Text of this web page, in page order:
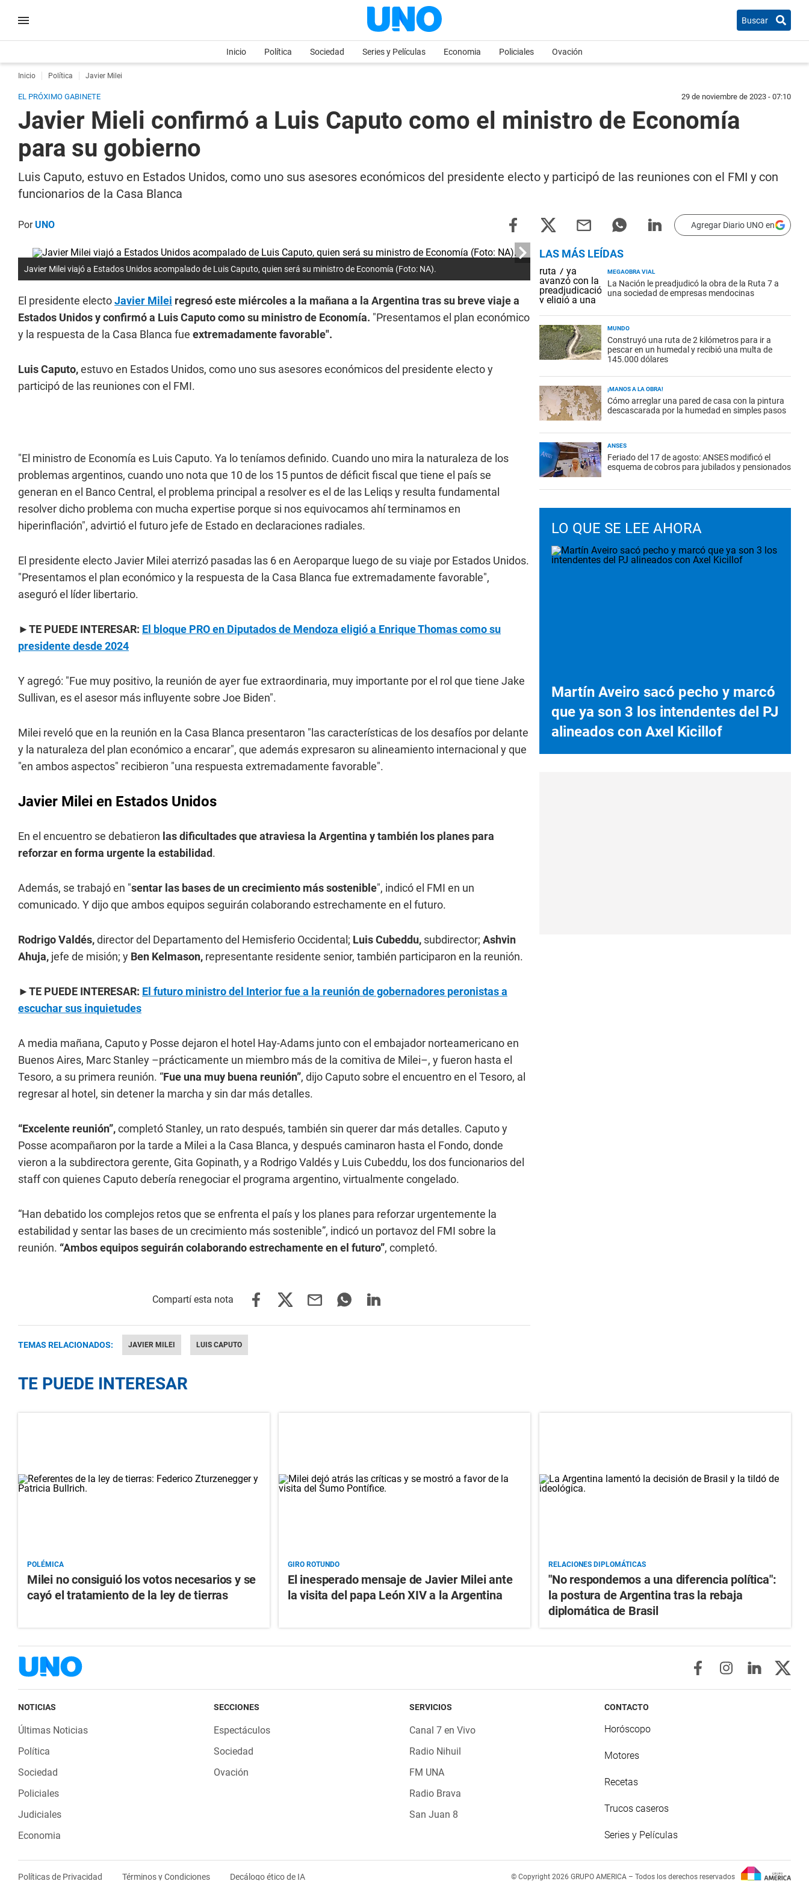
Buscar
Inicio Política Sociedad Series y Películas Economia Policiales Ovación
Inicio Política Javier Milei
EL PRÓXIMO GABINETE 29 de noviembre de 2023 - 07:10
Javier Mieli confirmó a Luis Caputo como el ministro de Economía
para su gobierno
Luis Caputo, estuvo en Estados Unidos, como uno sus asesores económicos del presidente electo y participó de las reuniones con el FMI y con
funcionarios de la Casa Blanca
PorUNO Agregar Diario UNO en
Javier Milei viajó a Estados Unidos acompalado de Luis Caputo, quien será su ministro de Economía (Foto: NA).
El presidente electoJavier Milei regresó este miércoles a la mañana a la Argentina tras su breve viaje a
Estados Unidos y confirmó a Luis Caputo como su ministro de Economía. "Presentamos el plan económico
y la respuesta de la Casa Blanca fue extremadamente favorable".
Luis Caputo,estuvo en Estados Unidos, como uno sus asesores económicos del presidente electo y
participó de las reuniones con el FMI.
"El ministro de Economía es Luis Caputo. Ya lo teníamos definido. Cuando uno mira la naturaleza de los
problemas argentinos, cuando uno nota que 10 de los 15 puntos de déficit fiscal que tiene el país se
generan en el Banco Central, el problema principal a resolver es el de las Leliqs y resulta fundamental
resolver dicho problema con mucha expertise porque si nos equivocamos ahí terminamos en
hiperinflación", advirtió el futuro jefe de Estado en declaraciones radiales.
El presidente electo Javier Milei aterrizó pasadas las 6 en Aeroparque luego de su viaje por Estados Unidos.
"Presentamos el plan económico y la respuesta de la Casa Blanca fue extremadamente favorable",
aseguró el líder libertario.
►TE PUEDE INTERESAR: El bloque PRO en Diputados de Mendoza eligió a Enrique Thomas como su
presidente desde 2024
Y agregó: "Fue muy positivo, la reunión de ayer fue extraordinaria, muy importante por el rol que tiene Jake
Sullivan, es el asesor más influyente sobre Joe Biden".
Milei reveló que en la reunión en la Casa Blanca presentaron "las características de los desafíos por delante
y la naturaleza del plan económico a encarar", que además expresaron su alineamiento internacional y que
"en ambos aspectos" recibieron "una respuesta extremadamente favorable".
Javier Milei en Estados Unidos
En el encuentro se debatieron las dificultades que atraviesa la Argentina y también los planes para
reforzar en forma urgente la estabilidad.
Además, se trabajó en "sentar las bases de un crecimiento más sostenible", indicó el FMI en un
comunicado. Y dijo que ambos equipos seguirán colaborando estrechamente en el futuro.
Rodrigo Valdés,director del Departamento del Hemisferio Occidental; Luis Cubeddu, subdirector; Ashvin
Ahuja, jefe de misión; y Ben Kelmason, representante residente senior, también participaron en la reunión.
►TE PUEDE INTERESAR: El futuro ministro del Interior fue a la reunión de gobernadores peronistas a
escuchar sus inquietudes
A media mañana, Caputo y Posse dejaron el hotel Hay-Adams junto con el embajador norteamericano en
Buenos Aires, Marc Stanley –prácticamente un miembro más de la comitiva de Milei–, y fueron hasta el
Tesoro, a su primera reunión. “Fue una muy buena reunión”, dijo Caputo sobre el encuentro en el Tesoro, al
regresar al hotel, sin detener la marcha y sin dar más detalles.
“Excelente reunión”,completó Stanley, un rato después, también sin querer dar más detalles. Caputo y
Posse acompañaron por la tarde a Milei a la Casa Blanca, y después caminaron hasta el Fondo, donde
vieron a la subdirectora gerente, Gita Gopinath, y a Rodrigo Valdés y Luis Cubeddu, los dos funcionarios del
staff con quienes Caputo debería renegociar el programa argentino, virtualmente congelado.
“Han debatido los complejos retos que se enfrenta el país y los planes para reforzar urgentemente la
estabilidad y sentar las bases de un crecimiento más sostenible”, indicó un portavoz del FMI sobre la
reunión. “Ambos equipos seguirán colaborando estrechamente en el futuro”, completó.
TEMAS RELACIONADOS: JAVIER MILEI LUIS CAPUTO
LAS MÁS LEÍDAS
MEGAOBRA VIAL
La Nación le preadjudicó la obra de la Ruta 7 a
una sociedad de empresas mendocinas
MUNDO
Construyó una ruta de 2 kilómetros para ir a
pescar en un humedal y recibió una multa de
145.000 dólares
¡MANOS A LA OBRA!
Cómo arreglar una pared de casa con la pintura
descascarada por la humedad en simples pasos
ANSES
Feriado del 17 de agosto: ANSES modificó el
esquema de cobros para jubilados y pensionados
LO QUE SE LEE AHORA
Martín Aveiro sacó pecho y marcó
que ya son 3 los intendentes del PJ
alineados con Axel Kicillof
TE PUEDE INTERESAR
POLÉMICA
Milei no consiguió los votos necesarios y se
cayó el tratamiento de la ley de tierras
GIRO ROTUNDO
El inesperado mensaje de Javier Milei ante
la visita del papa León XIV a la Argentina
RELACIONES DIPLOMÁTICAS
"No respondemos a una diferencia política":
la postura de Argentina tras la rebaja
diplomática de Brasil
NOTICIAS
Últimas Noticias
Política
Sociedad
Policiales
Judiciales
Economia
SECCIONES
Espectáculos
Sociedad
Ovación
SERVICIOS
Canal 7 en Vivo
Radio Nihuil
FM UNA
Radio Brava
San Juan 8
CONTACTO
Horóscopo
Motores
Recetas
Trucos caseros
Series y Películas
Políticas de Privacidad Términos y Condiciones Decálogo ético de IA © Copyright 2026 GRUPO AMERICA – Todos los derechos reservados